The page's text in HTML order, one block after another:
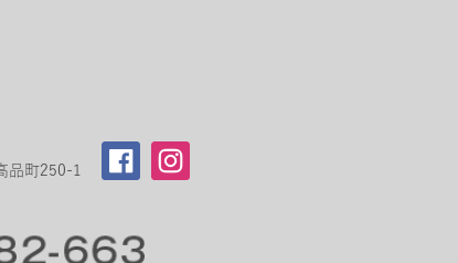
品町250-1